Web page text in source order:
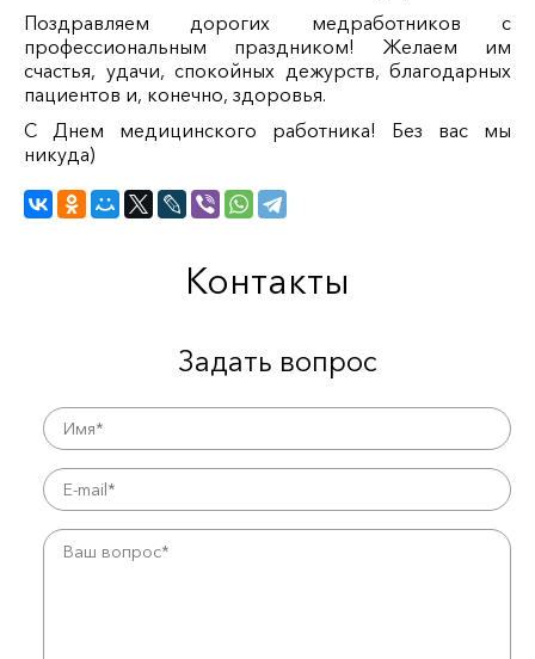
Поздравляем дорогих медработников с
профессиональным праздником! Желаем им
счастья, удачи, спокойных дежурств, благодарных
пациентов и, конечно, здоровья.
С Днем медицинского работника! Без вас мы
никуда)
Контакты
Задать вопрос